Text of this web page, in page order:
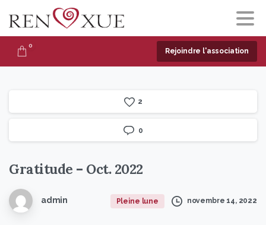
0
Rejoindre l'association
2
0
Gratitude – Oct. 2022
admin Pleine lune novembre 14, 2022